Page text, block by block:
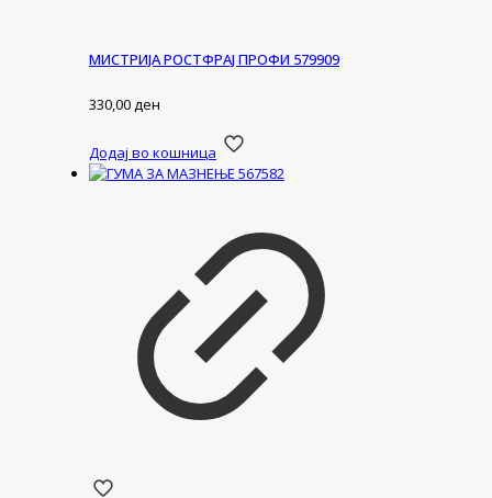
МИСТРИЈА РОСТФРАЈ ПРОФИ 579909
330,00ден
Додај во кошница